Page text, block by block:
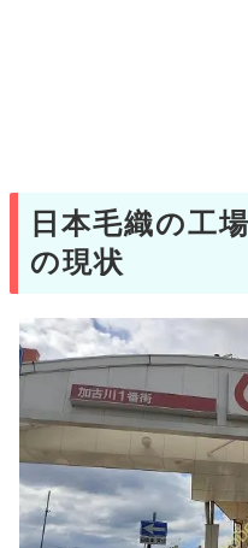
日本毛織の工
の現状